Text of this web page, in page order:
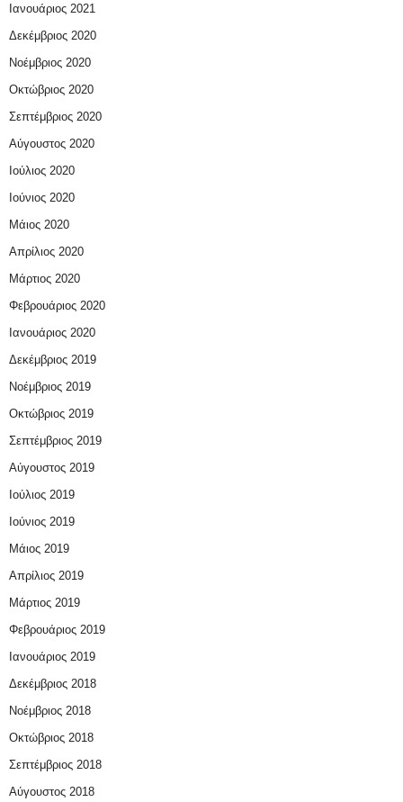
Ιανουάριος 2021
Δεκέμβριος 2020
Νοέμβριος 2020
Οκτώβριος 2020
Σεπτέμβριος 2020
Αύγουστος 2020
Ιούλιος 2020
Ιούνιος 2020
Μάιος 2020
Απρίλιος 2020
Μάρτιος 2020
Φεβρουάριος 2020
Ιανουάριος 2020
Δεκέμβριος 2019
Νοέμβριος 2019
Οκτώβριος 2019
Σεπτέμβριος 2019
Αύγουστος 2019
Ιούλιος 2019
Ιούνιος 2019
Μάιος 2019
Απρίλιος 2019
Μάρτιος 2019
Φεβρουάριος 2019
Ιανουάριος 2019
Δεκέμβριος 2018
Νοέμβριος 2018
Οκτώβριος 2018
Σεπτέμβριος 2018
Αύγουστος 2018